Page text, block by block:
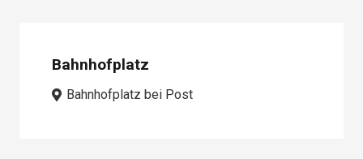
Bahnhofplatz
Bahnhofplatz bei Post